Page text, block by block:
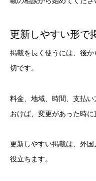
更新しやすい形で
掲載を長く使うには、後
切です。
料金、地域、時間、支払
おけば、変更があった時に
更新しやすい掲載は、外
役立ちます。